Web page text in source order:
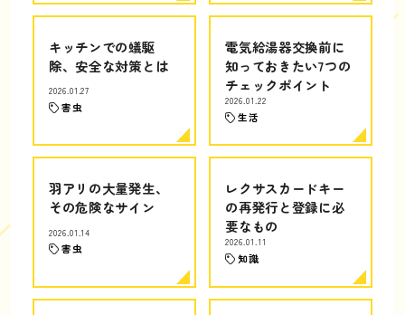
キッチンでの蟻駆
除、安全な対策とは
2026.01.27
害虫
電気給湯器交換前に
知っておきたい7つの
チェックポイント
2026.01.22
生活
羽アリの大量発生、
その危険なサイン
2026.01.14
害虫
レクサスカードキー
の再発行と登録に必
要なもの
2026.01.11
知識